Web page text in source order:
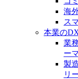
海
ス
本業の
業
ー
製
リ